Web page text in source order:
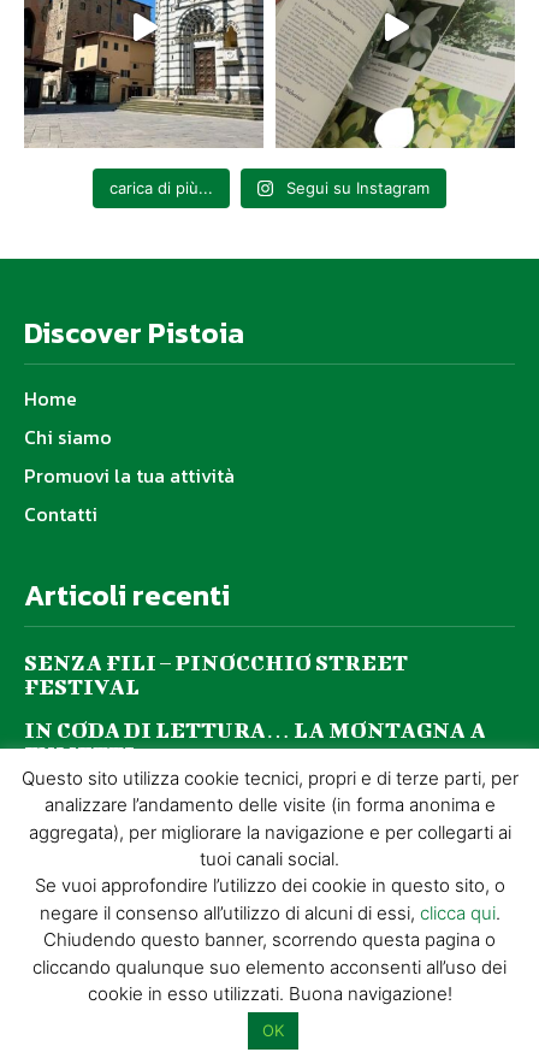
carica di più... Segui su Instagram
Discover Pistoia
Home
Chi siamo
Promuovi la tua attività
Contatti
Articoli recenti
SENZA FILI – PINOCCHIO STREET
FESTIVAL
IN CODA DI LETTURA… LA MONTAGNA A
FUMETTI
100 Numeri per Discover Pistoia!
La 6ª edizione di OltreLaRocca sta per
Naturart
100 Numeri per Discover Pistoia!
Aperture straordinarie della Fortezza di
Questo sito utilizza cookie tecnici, propri e di terze parti, per
analizzare l’andamento delle visite (in forma anonima e
aggregata), per migliorare la navigazione e per collegarti ai
tuoi canali social.
Se vuoi approfondire l’utilizzo dei cookie in questo sito, o
negare il consenso all’utilizzo di alcuni di essi, clicca qui.
Chiudendo questo banner, scorrendo questa pagina o
cliccando qualunque suo elemento acconsenti all’uso dei
cookie in esso utilizzati. Buona navigazione!
OK